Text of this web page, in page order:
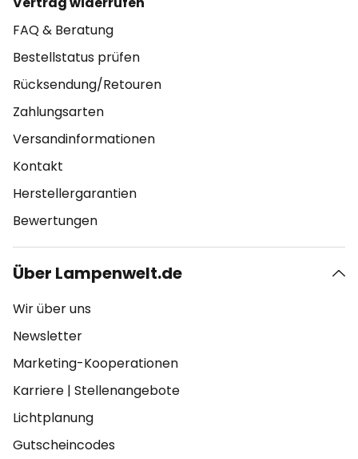
FAQ & Beratung
Bestellstatus prüfen
Rücksendung/Retouren
Zahlungsarten
Versandinformationen
Kontakt
Herstellergarantien
Bewertungen
Über Lampenwelt.de
Wir über uns
Newsletter
Marketing-Kooperationen
Karriere | Stellenangebote
Lichtplanung
Gutscheincodes